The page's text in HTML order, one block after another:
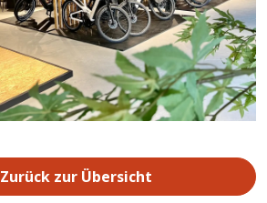
Zurück zur Übersicht